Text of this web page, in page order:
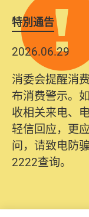
特別通告
2026.06.29
消委会提醒消
布消费警示。
收相关来电、
轻信回应，更
问，请致电防
2222查询。